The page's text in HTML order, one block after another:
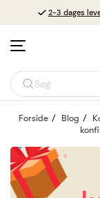
2-3 dages
Søg
Forside Blog